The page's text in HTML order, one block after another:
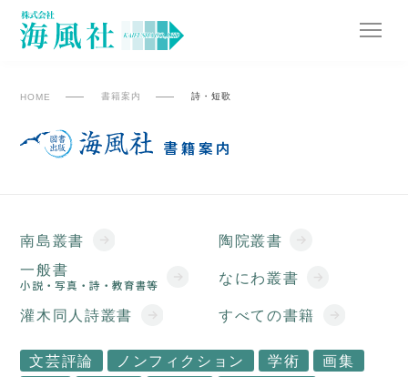
HOME 書籍案内 詩・短歌
書籍案内
南島叢書
陶院叢書
一般書
小説・写真・詩・教育書等 なにわ叢書
灌木同人詩叢書 すべての書籍
文芸評論 ノンフィクション 学術
画集